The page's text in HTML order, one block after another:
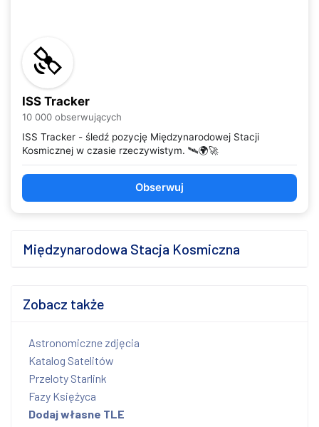
ISS Tracker
10 000 obserwujących
ISS Tracker - śledź pozycję Międzynarodowej Stacji
Kosmicznej w czasie rzeczywistym. 🛰️🌍🚀
Obserwuj
Międzynarodowa Stacja Kosmiczna
Zobacz także
Astronomiczne zdjęcia
Katalog Satelitów
Przeloty Starlink
Fazy Księżyca
Dodaj własne TLE